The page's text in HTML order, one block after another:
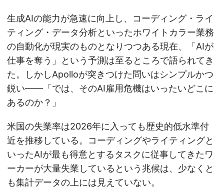
生成AIの能力が急速に向上し、コーディング・ライ
ティング・データ分析といったホワイトカラー業務
の自動化が現実のものとなりつつある現在、「AIが
仕事を奪う」という予測は至るところで語られてき
た。しかしApolloが突きつけた問いはシンプルかつ
鋭い——「では、そのAI雇用危機はいったいどこに
あるのか？」
米国の失業率は2026年に入っても歴史的低水準付
近を推移している。コーディングやライティングと
いったAIが最も得意とするタスクに従事してきたワ
ーカーが大量失業しているという兆候は、少なくと
も集計データの上には見えていない。